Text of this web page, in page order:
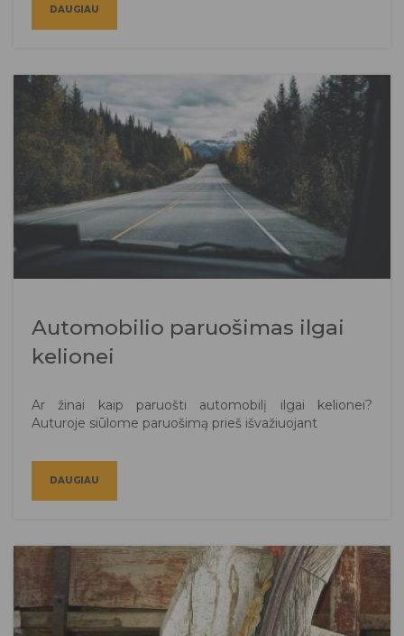
DAUGIAU
Automobilio paruošimas ilgai
kelionei
Ar žinai kaip paruošti automobilį ilgai kelionei?
Auturoje siūlome paruošimą prieš išvažiuojant
DAUGIAU